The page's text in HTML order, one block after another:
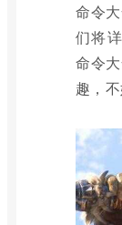
命令
们将
命令
趣，